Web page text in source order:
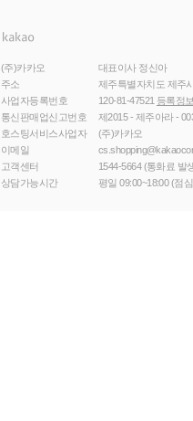
(주)카카오
대표이사 정신아
주소
제주특별자치도 제주
사업자등록번호
120-81-47521 등록정
통신판매업신고번호
제2015 - 제주아라 -
호스팅서비스사업자
(주)카카오
이메일
고객센터
1544-5664(통화료 발
상담가능시간
평일 09:00~18:00 (점